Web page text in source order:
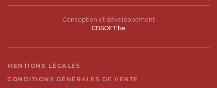
Conception et développement
CDSOFT.be
MENTIONS LÉGALES
CONDITIONS GÉNÉRALES DE VENTE